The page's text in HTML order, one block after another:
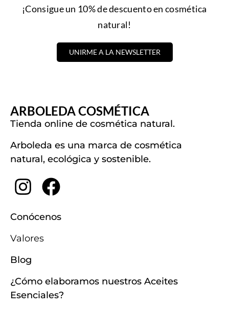
¡Consigue un 10% de descuento en cosmética
natural!
UNIRME A LA NEWSLETTER
ARBOLEDA COSMÉTICA
Tienda online de cosmética natural.
Arboleda es una marca de cosmética
natural, ecológica y sostenible.
Conócenos
Valores
Blog
¿Cómo elaboramos nuestros Aceites
Esenciales?